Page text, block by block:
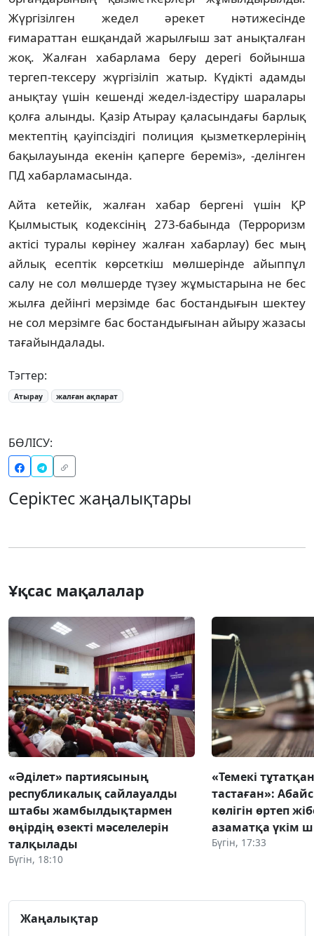
Жүргізілген жедел әрекет нәтижесінде
ғимараттан ешқандай жарылғыш зат анықталған
жоқ. Жалған хабарлама беру дерегі бойынша
тергеп-тексеру жүргізіліп жатыр. Күдікті адамды
анықтау үшін кешенді жедел-іздестіру шаралары
қолға алынды. Қазір Атырау қаласындағы барлық
мектептің қауіпсіздігі полиция қызметкерлерінің
бақылауында екенін қаперге береміз», -делінген
ПД хабарламасында.
Айта кетейік, жалған хабар бергені үшін ҚР
Қылмыстық кодексінің 273-бабында (Терроризм
актiсi туралы көрiнеу жалған хабарлау) бес мың
айлық есептік көрсеткіш мөлшерінде айыппұл
салу не сол мөлшерде түзеу жұмыстарына не бес
жылға дейінгі мерзімде бас бостандығын шектеу
не сол мерзімге бас бостандығынан айыру жазасы
тағайындалады.
Тэгтер:
Атырау жалған ақпарат
БӨЛІСУ:
Серіктес жаңалықтары
Ұқсас мақалалар
«Әділет» партиясының
республикалық сайлауалды
штабы жамбылдықтармен
өңірдің өзекті мәселелерін
талқылады
Бүгін, 18:10
«Темекі тұтатқан
тастаған»:
көлігін өртеп
азаматқа үкім
Бүгін, 17:33
Жаңалықтар